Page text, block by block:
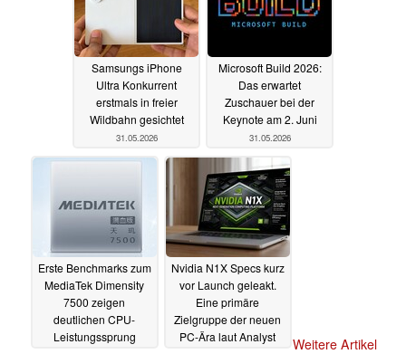
Samsungs iPhone
Ultra Konkurrent
erstmals in freier
Wildbahn gesichtet
31.05.2026
Microsoft Build 2026:
Das erwartet
Zuschauer bei der
Keynote am 2. Juni
31.05.2026
Erste Benchmarks zum
MediaTek Dimensity
7500 zeigen
deutlichen CPU-
Leistungssprung
Nvidia N1X Specs kurz
vor Launch geleakt.
Eine primäre
Zielgruppe der neuen
PC-Ära laut Analyst
Weitere Artikel